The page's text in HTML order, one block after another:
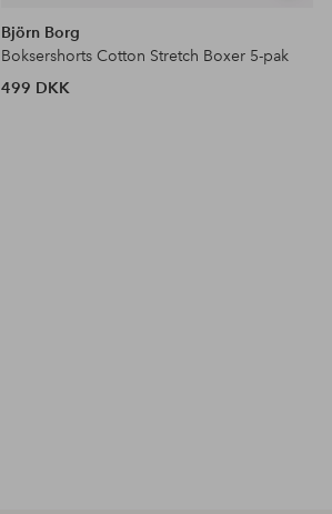
Björn Borg
Boksershorts Cotton Stretch Boxer 5-pak
499 DKK